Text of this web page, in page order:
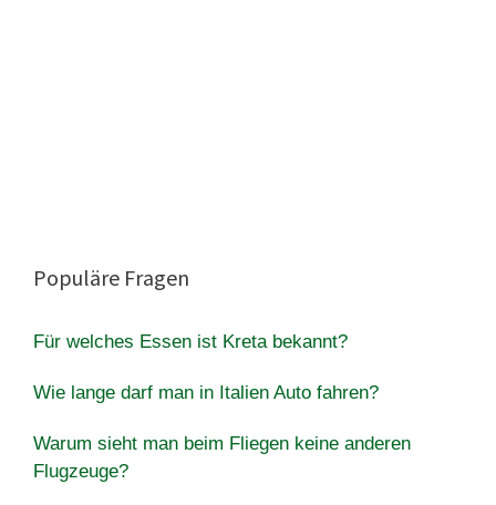
Populäre Fragen
Für welches Essen ist Kreta bekannt?
Wie lange darf man in Italien Auto fahren?
Warum sieht man beim Fliegen keine anderen
Flugzeuge?